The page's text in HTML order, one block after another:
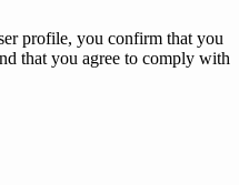
profile, you confirm that you
that you agree to comply with